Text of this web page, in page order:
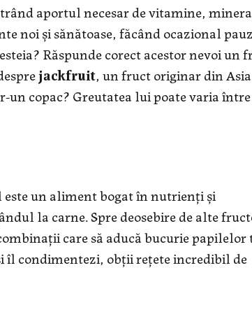
aportul necesar de vitamine,
noi și sănătoase, făcând ocazional
Răspunde corect acestor nevoi un
jackfruit, un fruct originar din
copac? Greutatea lui poate varia între
un aliment bogat în nutrienți și
la carne. Spre deosebire de alte
care să aducă bucurie papilelor
îl condimentezi, obții rețete incredibil de